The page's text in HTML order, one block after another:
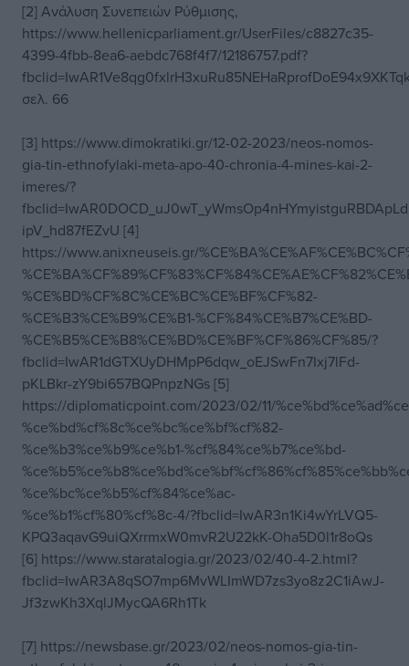
[2] Ανάλυση Συνεπειών Ρύθμισης,
https://www.hellenicparliament.gr/UserFiles/c8827c35-
4399-4fbb-8ea6-aebdc768f4f7/12186757.pdf?
σελ. 66
[3] https://www.dimokratiki.gr/12-02-2023/neos-nomos-
gia-tin-ethnofylaki-meta-apo-40-chronia-4-mines-kai-2-
imeres/?
ipV_hd87fEZvU [4]
https://www.anixneuseis.gr/
%CE%BD%CF%8C%CE%BC%CE%BF%CF%82-
%CE%B3%CE%B9%CE%B1-%CF%84%CE%B7%CE%BD-
%CE%B5%CE%B8%CE%BD%CE%BF%CF%86%CF%85/?
fbclid=IwAR1dGTXUyDHMpP6dqw_oEJSwFn7Ixj7lFd-
pKLBkr-zY9bi657BQPnpzNGs [5]
https://diplomaticpoint.com/2023/02/11/
%ce%bd%cf%8c%ce%bc%ce%bf%cf%82-
%ce%b3%ce%b9%ce%b1-%cf%84%ce%b7%ce%bd-
%ce%bc%ce%b5%cf%84%ce%ac-
%ce%b1%cf%80%cf%8c-4/?fbclid=IwAR3n1Ki4wYrLVQ5-
KPQ3aqavG9uiQXrrmxW0mvR2U22kK-Oha5D0l1r8oQs
[6] https://www.staratalogia.gr/2023/02/40-4-2.html?
fbclid=IwAR3A8qSO7mp6MvWLImWD7zs3yo8z2C1iAwJ-
Jf3zwKh3XqlJMycQA6Rh1Tk
[7] https://newsbase.gr/2023/02/neos-nomos-gia-tin-